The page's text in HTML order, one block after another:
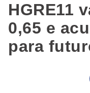
HGRE11
0,65 e
para